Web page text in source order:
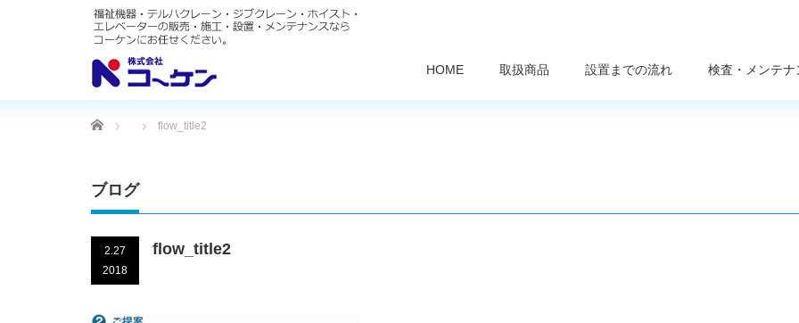
HOME 取扱商品 設置までの流れ 検査・メンテナ
Home flow_title2
ブログ
2.27
2018
flow_title2